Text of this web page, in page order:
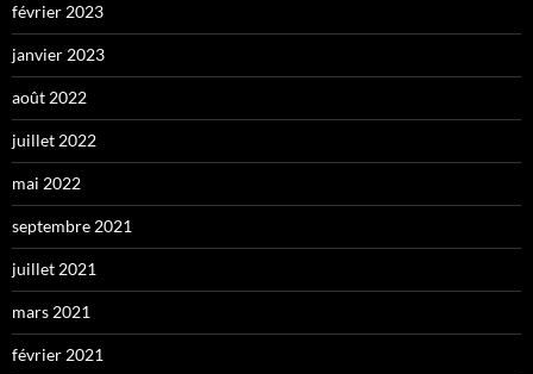
février 2023
janvier 2023
août 2022
juillet 2022
mai 2022
septembre 2021
juillet 2021
mars 2021
février 2021